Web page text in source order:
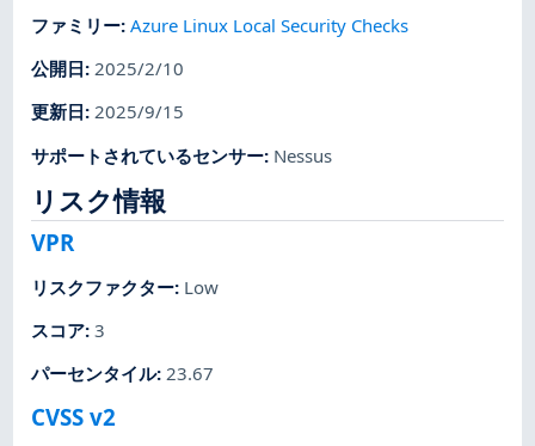
ファミリー:Azure Linux Local Security Checks
公開日:2025/2/10
更新日:2025/9/15
サポートされているセンサー: Nessus
リスク情報
VPR
リスクファクター: Low
スコア:3
パーセンタイル:23.67
CVSS v2